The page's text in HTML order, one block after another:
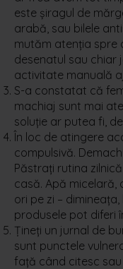
este șiragul de
arabă, sau bilele
mutăm atenția spre
desenatul sau chiar
activitate manuală
S-a constatat că
machiaj sunt mai
soluție ar putea fi,
În loc de atingere
compulsivă.
Păstrați rutina
casă. Apă micelară,
ori pe zi –
produsele pot diferi
Țineți un jurnal de
sunt punctele
față când citesc